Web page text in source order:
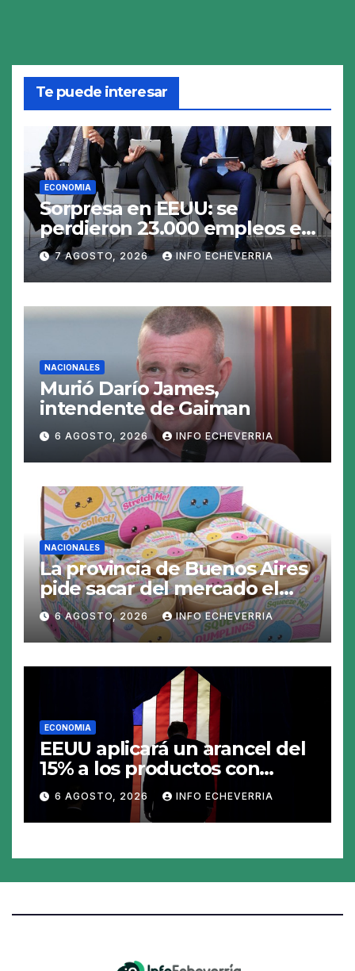
Te puede interesar
ECONOMIA
Sorpresa en EEUU: se
perdieron 23.000 empleos en
julio y el mercado recalcula
las perspectivas para las
tasas
7 AGOSTO, 2026 INFO ECHEVERRIA
NACIONALES
Murió Darío James,
intendente de Gaiman
6 AGOSTO, 2026 INFO ECHEVERRIA
NACIONALES
La provincia de Buenos Aires
pide sacar del mercado el
«Squeezy Dumpling», un
juguete «tóxico»
6 AGOSTO, 2026 INFO ECHEVERRIA
ECONOMIA
EEUU aplicará un arancel del
15% a los productos con
polisilicio para frenar el
avance de China
6 AGOSTO, 2026 INFO ECHEVERRIA